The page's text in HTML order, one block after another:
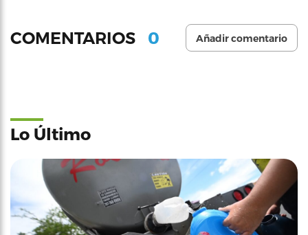
COMENTARIOS 0 Añadir comentario
Lo Último